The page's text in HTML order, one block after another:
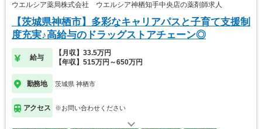
ウエルシア薬局株式会社 ウエルシア神栖知手中央店の薬剤師求人
【茨城県神栖市】多彩なキャリアパスと子育て支援制
度充実♪高給与のドラッグストアチェーン◎
給与
【月収】33.5万円
【年収】515万円～650万円
勤務地 茨城県 神栖市
アクセス ※お問い合わせください